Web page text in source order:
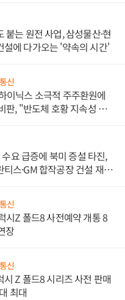
붙는 원전 사업, 삼성물산·현
설에 다가오는 '약속의 시간'
신
이닉스 소극적 주주환원에
판, "반도체 호황 지속성 의
요 급증에 북미 증설 타진,
스·GM 합작공장 건설 재추
신
시Z 폴드8 사전예약 개통 8
장
신
시 Z 폴드8 시리즈 사전 판매
최대